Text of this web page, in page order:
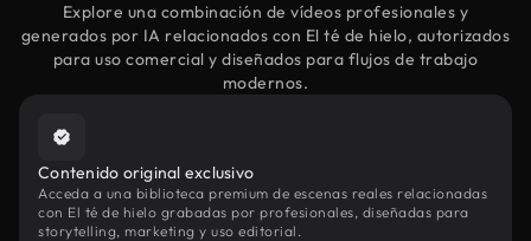
Explore una combinación de vídeos profesionales y
generados por IA relacionados con El té de hielo, autorizados
para uso comercial y diseñados para flujos de trabajo
modernos.
Contenido original exclusivo
Acceda a una biblioteca premium de escenas reales relacionadas
con El té de hielo grabadas por profesionales, diseñadas para
storytelling, marketing y uso editorial.